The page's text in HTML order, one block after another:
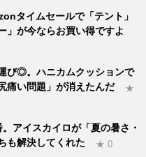
タイムセールで「テント」
」が今ならお買い得ですよ
び◎。ハニカムクッションで
痛い問題」が消えたんだ
★
アイスカイロが「夏の暑さ・
も解決してくれた
★ 0